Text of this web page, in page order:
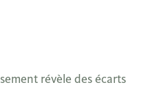
révèle des écarts